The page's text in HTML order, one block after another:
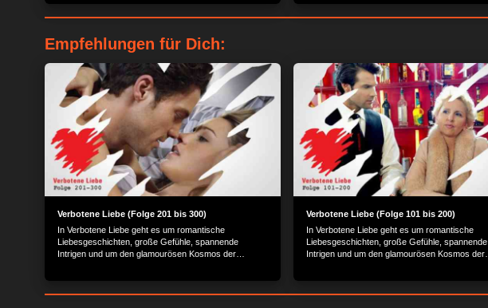
Empfehlungen für Dich:
Verbotene Liebe (Folge 201 bis 300)
In Verbotene Liebe geht es um romantische
Liebesgeschichten, große Gefühle, spannende
Intrigen und um den glamourösen Kosmos der
Verbotene Liebe (Folge 101 bis 200)
In Verbotene Liebe geht es um romantische
Liebesgeschichten, große Gefühle, spannende
Intrigen und um den glamourösen Kosmos der